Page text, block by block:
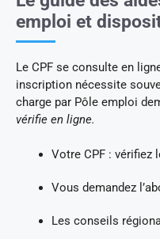
emploi et
Le CPF se consulte en
inscription nécessite
charge par Pôle emploi
vérifie en ligne.
Votre CPF : vérifiez
Vous demandez
Les conseils